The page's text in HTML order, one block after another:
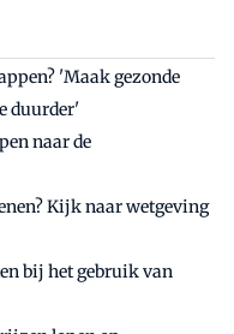
'Maak gezonde
duurder'
naar de
Kijk naar wetgeving
bij het gebruik van